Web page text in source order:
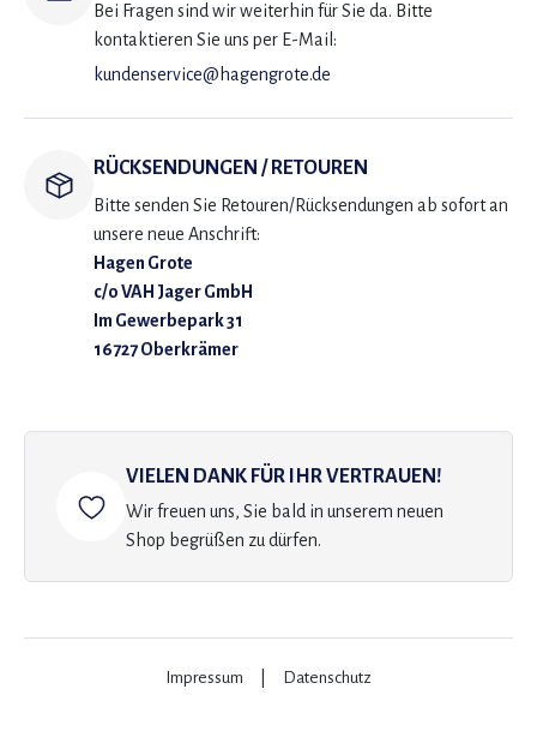
Bei Fragen sind wir weiterhin für Sie da. Bitte
kontaktieren Sie uns per E-Mail:
kundenservice@hagengrote.de
RÜCKSENDUNGEN / RETOUREN
Bitte senden Sie Retouren/Rücksendungen ab sofort an
unsere neue Anschrift:
Hagen Grote
c/o VAH Jager GmbH
Im Gewerbepark 31
16727 Oberkrämer
VIELEN DANK FÜR IHR VERTRAUEN!
Wir freuen uns, Sie bald in unserem neuen
Shop begrüßen zu dürfen.
Impressum Datenschutz